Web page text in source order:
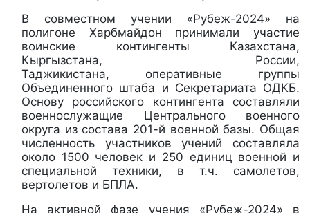
В совместном учении «Рубеж-2024» на
полигоне Харбмайдон принимали участие
воинские контингенты Казахстана,
Кыргызстана, России,
Таджикистана, оперативные группы
Объединенного штаба и Секретариата ОДКБ.
Основу российского контингента составляли
военнослужащие Центрального военного
округа из состава 201-й военной базы. Общая
численность участников учений составляла
около 1500 человек и 250 единиц военной и
специальной техники, в т.ч. самолетов,
вертолетов и БПЛА.
На активной фазе учения «Рубеж-2024» в